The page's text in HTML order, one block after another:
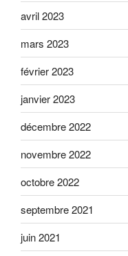
avril 2023
mars 2023
février 2023
janvier 2023
décembre 2022
novembre 2022
octobre 2022
septembre 2021
juin 2021